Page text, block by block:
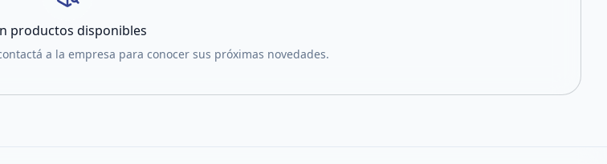
productos disponibles
a la empresa para conocer sus próximas novedades.